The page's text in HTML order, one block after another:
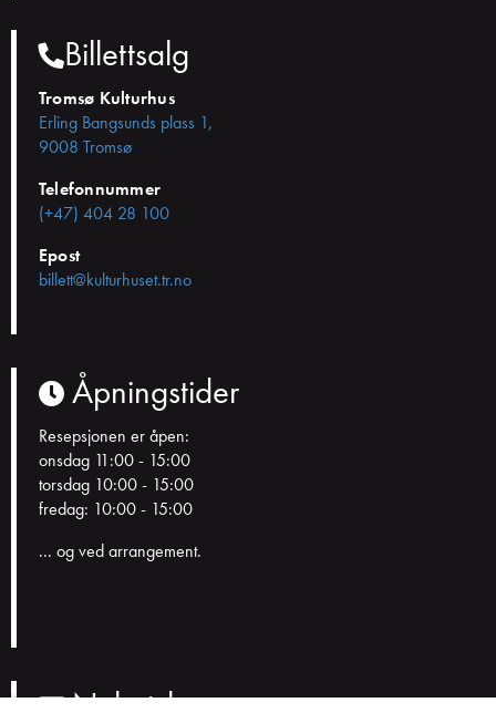
Billettsalg
Tromsø Kulturhus
Erling Bangsunds plass 1,
9008 Tromsø
Telefonnummer
(+47) 404 28 100
Epost
billett@kulturhuset.tr.no
Åpningstider
Resepsjonen er åpen:
onsdag 11:00 - 15:00
torsdag 10:00 - 15:00
fredag: 10:00 - 15:00
... og ved arrangement.